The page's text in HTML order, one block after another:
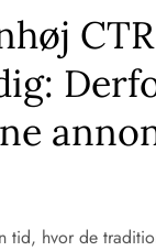
CTR
tid, hvor de